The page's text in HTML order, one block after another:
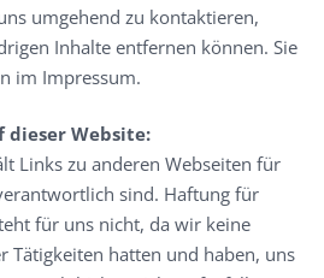
umgehend zu kontaktieren,
Inhalte entfernen können. Sie
im Impressum.
dieser Website:
Links zu anderen Webseiten für
sind. Haftung für
für uns nicht, da wir keine
Tätigkeiten hatten und haben, uns